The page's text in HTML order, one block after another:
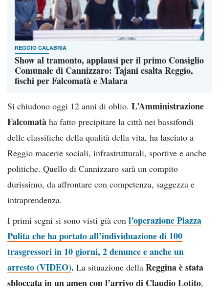
REGGIO CALABRIA
Show al tramonto, applausi per il primo Consiglio
Comunale di Cannizzaro: Tajani esalta Reggio,
fischi per Falcomatà e Malara
Si chiudono oggi 12 anni di oblio. L’Amministrazione
Falcomatà ha fatto precipitare la città nei bassifondi
delle classifiche della qualità della vita, ha lasciato a
Reggio macerie sociali, infrastrutturali, sportive e anche
politiche. Quello di Cannizzaro sarà un compito
durissimo, da affrontare con competenza, saggezza e
intraprendenza.
I primi segni si sono visti già con l’operazione Piazza
Pulita che ha portato all’individuazione di 100
trasgressori in 10 giorni, 2 denunce e anche un
arresto (VIDEO). La situazione della Reggina è stata
sbloccata in un amen con l’arrivo di Claudio Lotito,